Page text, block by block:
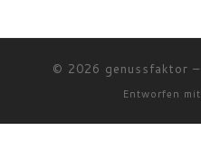
© 2026 genussfaktor –
Entworfen mit